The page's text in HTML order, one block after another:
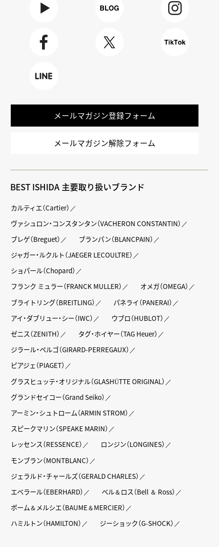
メールマガジン登録フォーム
メールマガジン解除フォーム
BEST ISHIDA 主要取り扱いブランド
カルティエ（Cartier）
ヴァシュロン・コンスタンタン（VACHERON CONSTANTIN）
ブレゲ（Breguet）
ブランパン（BLANCPAIN）
ジャガー・ルクルト（JAEGER LECOULTRE）
ショパール（Chopard）
フランク ミュラー（FRANCK MULLER）
オメガ（OMEGA）
ブライトリング（BREITLING）
パネライ（PANERAI）
アイ・ダブリュー・シー（IWC）
ウブロ（HUBLOT）
ゼニス（ZENITH）
タグ・ホイヤー（TAG Heuer）
ジラール・ペルゴ（GIRARD-PERREGAUX）
ピアジェ（PIAGET）
グラスヒュッテ・オリジナル（GLASHÜTTE ORIGINAL）
グランドセイコー（Grand Seiko）
アーミン・シュトローム（ARMIN STROM）
スピークマリン（SPEAKE MARIN）
レッセンス（RESSENCE）
ロンジン（LONGINES）
モンブラン（MONTBLANC）
ジェラルド・チャールズ（GERALD CHARLES）
エベラール（EBERHARD）
ベル＆ロス（Bell ＆ Ross）
ボーム＆メルシエ（BAUME＆MERCIER）
ハミルトン（HAMILTON）
ジーショック（G-SHOCK）